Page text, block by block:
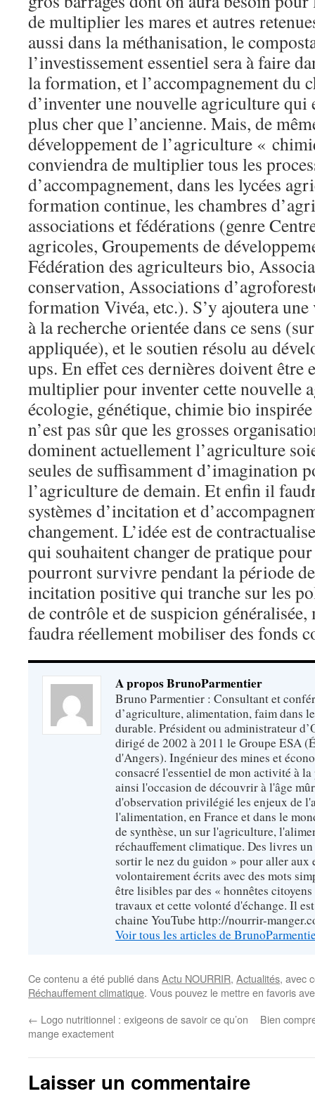
de multiplier les mares et autres
aussi dans la méthanisation, le
l’investissement essentiel sera à faire
la formation, et l’accompagnement du
d’inventer une nouvelle agriculture qui
plus cher que l’ancienne. Mais, de
développement de l’agriculture «
conviendra de multiplier tous les
d’accompagnement, dans les lycées
formation continue, les chambres
associations et fédérations (genre
agricoles, Groupements de
Fédération des agriculteurs bio,
conservation, Associations
formation Vivéa, etc.). S’y ajoutera
à la recherche orientée dans ce sens
appliquée), et le soutien résolu au
ups. En effet ces dernières doivent être
multiplier pour inventer cette nouvelle
écologie, génétique, chimie bio
n’est pas sûr que les grosses
dominent actuellement l’agriculture
seules de suffisamment d’imagination
l’agriculture de demain. Et enfin il
systèmes d’incitation et
changement. L’idée est de
qui souhaitent changer de pratique
pourront survivre pendant la période
incitation positive qui tranche sur les
de contrôle et de suspicion
faudra réellement mobiliser des fonds
A propos BrunoParmentier
Bruno Parmentier : Consultant et
d’agriculture, alimentation, faim dans
durable. Président ou administrateur
dirigé de 2002 à 2011 le Groupe ESA
d'Angers). Ingénieur des mines et
consacré l'essentiel de mon activité à
ainsi l'occasion de découvrir à l'âge
d'observation privilégié les enjeux de
l'alimentation, en France et dans le
de synthèse, un sur l'agriculture,
réchauffement climatique. Des livres
sortir le nez du guidon » pour aller aux
volontairement écrits avec des mots
être lisibles par des « honnêtes
travaux et cette volonté d'échange. Il
chaine YouTube http://nourrir-
Voir tous les articles de
Ce contenu a été publié dansActu NOURRIR, Actualités, avec
Réchauffement climatique. Vous pouvez le mettre en favoris
← Logo nutritionnel : exigeons de savoir ce qu’on
mange exactement
Bien
Laisser un commentaire